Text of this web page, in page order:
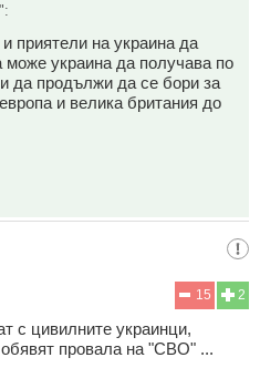
приятели на украина да
украина да получава по
да продължи да се бори за
и велика британия до
2
15
с цивилните украинци,
провала на "СВО" ...